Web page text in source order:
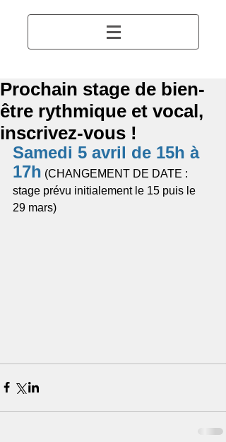
Prochain stage de bien-
être rythmique et vocal,
inscrivez-vous !
Samedi 5 avril de 15h à
17h (CHANGEMENT DE DATE :
stage prévu initialement le 15 puis le
29 mars)